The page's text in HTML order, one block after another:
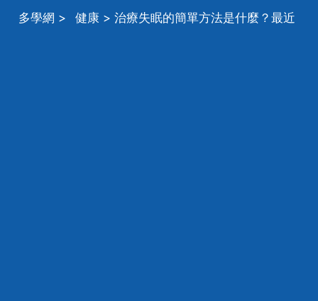
多學網 > 健康 > 治療失眠的簡單方法是什麼？最近